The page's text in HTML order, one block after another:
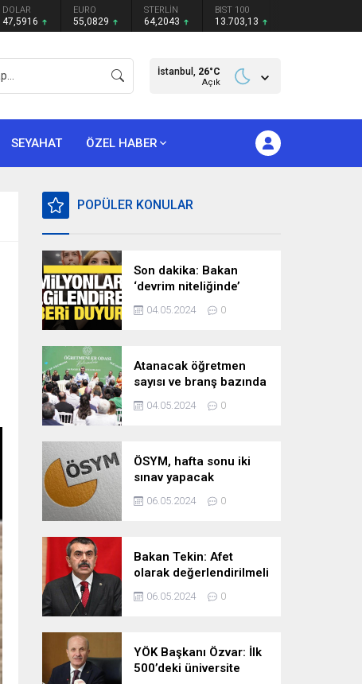
DOLAR
47,5916
EURO
55,0829
STERLİN
64,2043
BIST 100
13.703,13
İstanbul, 26°C
Açık
SEYAHAT ÖZEL HABER
POPÜLER KONULAR
Son dakika: Bakan
‘devrim niteliğinde’
deyip duyurdu!
Milyonları ilgilendiren
04.05.2024 0
Atanacak öğretmen
sayısı ve branş bazında
kontenjan dağılımları
pazartesi belli oluyor
04.05.2024 0
ÖSYM, hafta sonu iki
sınav yapacak
06.05.2024 0
Bakan Tekin: Afet
olarak değerlendirilmeli
06.05.2024 0
YÖK Başkanı Özvar: İlk
500’deki üniversite